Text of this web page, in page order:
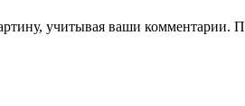
учитывая ваши комментарии.